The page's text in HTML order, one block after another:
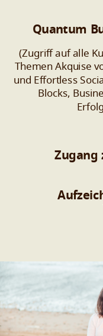
Quantum
(Zugriff auf alle
Themen Akquise
und Effortless
Blocks,
Zugang